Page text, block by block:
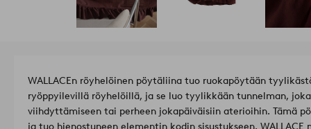
WALLACEn röyhelöinen pöytäliina tuo ruokapöytään
ryöppyilevillä röyhelöillä, ja se luo tyylikkään tunnelman,
viihdyttämiseen tai perheen jokapäiväisiin aterioihin. Tämä
ja tuo hienostuneen elementin kodin sisustukseen.